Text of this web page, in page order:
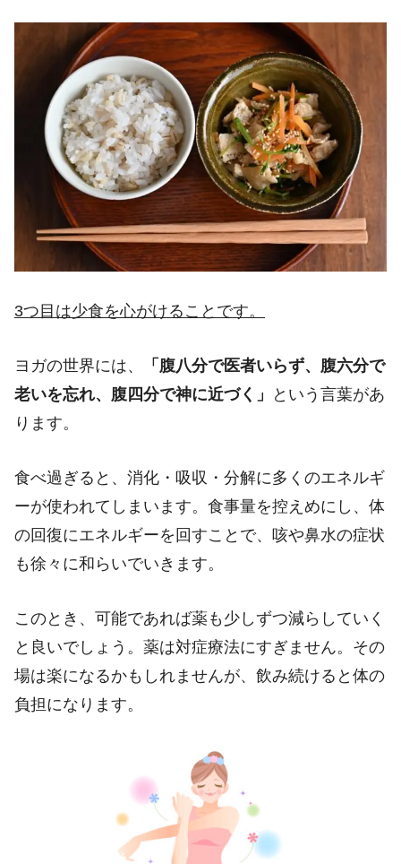
3つ目は少食を心がけることです。
ヨガの世界には、
「腹八分で医者いらず、腹六分で
老いを忘れ、腹四分で神に近づく」
という言葉があ
ります。
食べ過ぎると、消化・吸収・分解に多くのエネルギ
ーが使われてしまいます。食事量を控えめにし、体
の回復にエネルギーを回すことで、咳や鼻水の症状
も徐々に和らいでいきます。
このとき、可能であれば薬も少しずつ減らしていく
と良いでしょう。薬は対症療法にすぎません。その
場は楽になるかもしれませんが、飲み続けると体の
負担になります。